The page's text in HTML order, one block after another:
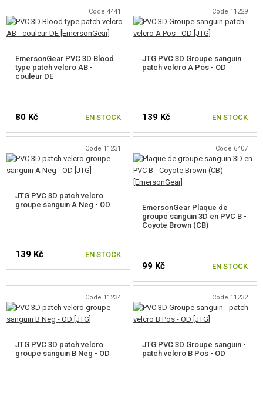
AUTRES ACCESSOIRES
RADIOS, CASQUES, CAMÉRAS
SERVICE ET MAINTENANCE D'RÉPLIQUE
AUTO DÉFENSE, FORMATION, COUTEAUX
CIBLES, CHAMP DE TIR
PANIERS-REPAS
JEUX DE CONSTRUCTION, MAQUETTES
ARTICLES PROMOTIONNELS
MARCHANDISES ENDOMMAGÉES ET USAGÉES
Code 4441
EmersonGear PVC 3D Blood
type patch velcro AB -
couleur DE
80 Kč EN STOCK
Code 11229
JTG PVC 3D Groupe sanguin
patch velcro A Pos - OD
139 Kč EN STOCK
Code 11231
JTG PVC 3D patch velcro
groupe sanguin A Neg - OD
139 Kč EN STOCK
Code 6407
EmersonGear Plaque de
groupe sanguin 3D en PVC B -
Coyote Brown (CB)
99 Kč EN STOCK
Code 11234
JTG PVC 3D patch velcro
groupe sanguin B Neg - OD
Code 11232
JTG PVC 3D Groupe sanguin -
patch velcro B Pos - OD